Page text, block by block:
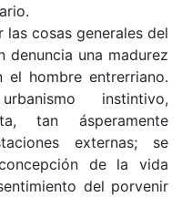
cosas generales del
denuncia una madurez
hombre entrerriano.
ins­tintivo,
tan áspera­mente
exter­nas; se
de la vida
del porvenir